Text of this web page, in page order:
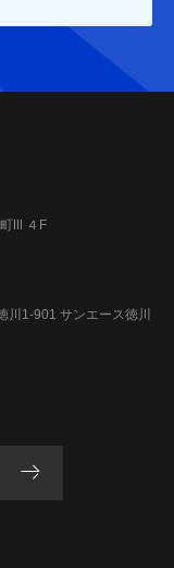
Ⅲ ４F
川1-901 サンエース徳川